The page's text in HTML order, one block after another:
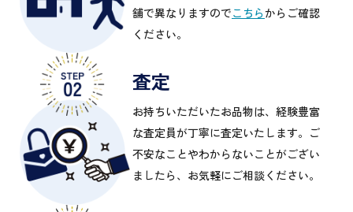
舗で異なりますのでこちらからご確認
ください。
査定
お持ちいただいたお品物は、経験豊富
な査定員が丁寧に査定いたします。ご
不安なことやわからないことがござい
ましたら、お気軽にご相談ください。